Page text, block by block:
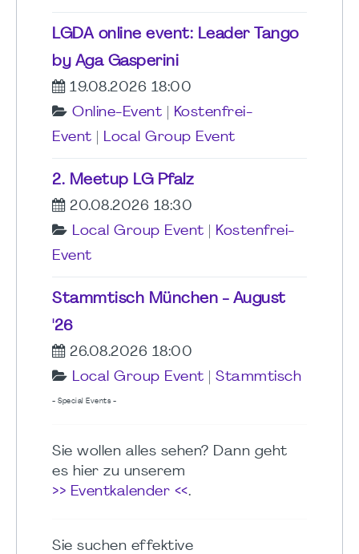
LGDA online event: Leader Tango
by Aga Gasperini
19.08.2026 18:00
Online-Event
Kostenfrei-
Event
Local Group Event
2. Meetup LG Pfalz
20.08.2026 18:30
Local Group Event
Kostenfrei-
Event
Stammtisch München - August
'26
26.08.2026 18:00
Local Group Event
Stammtisch
- Special Events -
Sie wollen alles sehen? Dann geht
es hier zu unserem
>> Eventkalender <<.
Sie suchen effektive